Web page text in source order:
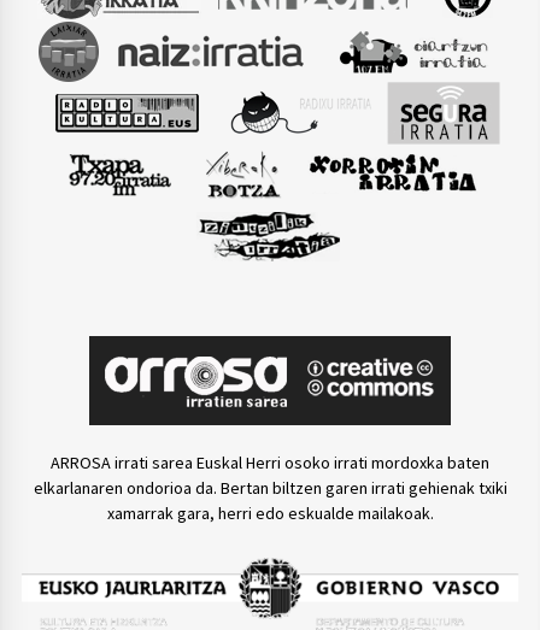
ARROSA irrati sarea Euskal Herri osoko irrati mordoxka baten
elkarlanaren ondorioa da. Bertan biltzen garen irrati gehienak txiki
xamarrak gara, herri edo eskualde mailakoak.